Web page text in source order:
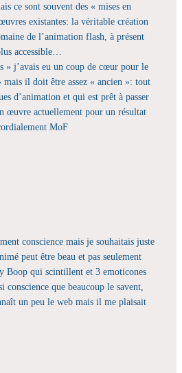
ce sont souvent des « mises en
existantes: la véritable création
de l’animation flash, à présent
accessible…
» j’avais eu un coup de cœur pour le
il doit être assez « ancien »: tout
d’animation et qui est prêt à passer
œuvre actuellement pour un résultat
MoF
conscience mais je souhaitais juste
peut être beau et pas seulement
Boop qui scintillent et 3 emoticones
conscience que beaucoup le savent,
un peu le web mais il me plaisait